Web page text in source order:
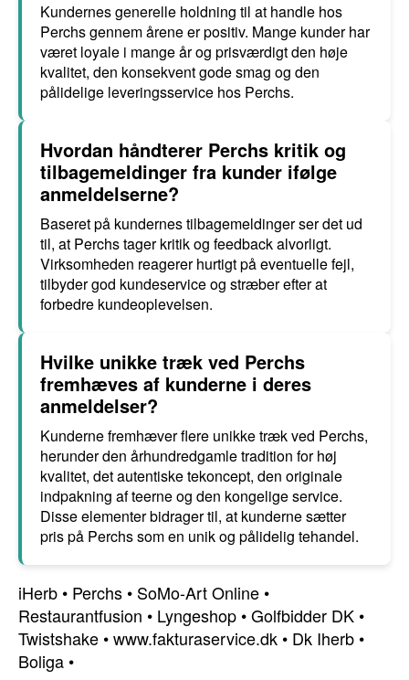
Kundernes generelle holdning til at handle hos
Perchs gennem årene er positiv. Mange kunder har
været loyale i mange år og prisværdigt den høje
kvalitet, den konsekvent gode smag og den
pålidelige leveringsservice hos Perchs.
Hvordan håndterer Perchs kritik og
tilbagemeldinger fra kunder ifølge
anmeldelserne?
Baseret på kundernes tilbagemeldinger ser det ud
til, at Perchs tager kritik og feedback alvorligt.
Virksomheden reagerer hurtigt på eventuelle fejl,
tilbyder god kundeservice og stræber efter at
forbedre kundeoplevelsen.
Hvilke unikke træk ved Perchs
fremhæves af kunderne i deres
anmeldelser?
Kunderne fremhæver flere unikke træk ved Perchs,
herunder den århundredgamle tradition for høj
kvalitet, det autentiske tekoncept, den originale
indpakning af teerne og den kongelige service.
Disse elementer bidrager til, at kunderne sætter
pris på Perchs som en unik og pålidelig tehandel.
iHerb • Perchs • SoMo-Art Online •
Restaurantfusion • Lyngeshop •Golfbidder DK •
Twistshake •www.fakturaservice.dk • Dk Iherb •
Boliga •